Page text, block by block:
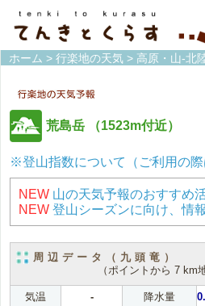
ホーム > 行楽地の天気 > 高原・山-北
荒島岳 （1523m付近）
※登山指数について（ご利用の際
NEW 山の天気予報のおすすめ
NEW 登山シーズンに向け、情
周辺データ（九頭竜）
（ポイントから 7 km
気温 - 降水量